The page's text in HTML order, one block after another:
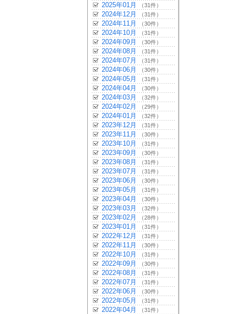
2025年01月 （31件）
2024年12月 （31件）
2024年11月 （30件）
2024年10月 （31件）
2024年09月 （30件）
2024年08月 （31件）
2024年07月 （31件）
2024年06月 （30件）
2024年05月 （31件）
2024年04月 （30件）
2024年03月 （32件）
2024年02月 （29件）
2024年01月 （32件）
2023年12月 （31件）
2023年11月 （30件）
2023年10月 （31件）
2023年09月 （30件）
2023年08月 （31件）
2023年07月 （31件）
2023年06月 （30件）
2023年05月 （31件）
2023年04月 （30件）
2023年03月 （32件）
2023年02月 （28件）
2023年01月 （31件）
2022年12月 （31件）
2022年11月 （30件）
2022年10月 （31件）
2022年09月 （30件）
2022年08月 （31件）
2022年07月 （31件）
2022年06月 （30件）
2022年05月 （31件）
2022年04月 （31件）